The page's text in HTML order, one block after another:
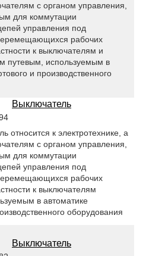
с органом управления,
для коммутации
управления под
рабочих
к выключателям и
путевым, используемым в
и производственного
Выключатель
относится к электротехнике, а
с органом управления,
для коммутации
управления под
рабочих
к выключателям
в автоматике
оборудования
Выключатель